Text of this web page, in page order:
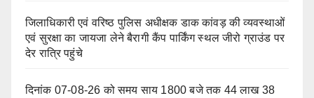
जिलाधिकारी एवं वरिष्ठ पुलिस अधीक्षक डाक कांवड़ की व्यवस्थाओं
एवं सुरक्षा का जायजा लेने बैरागी कैंप पार्किंग स्थल जीरो ग्राउंड पर
देर रात्रि पहुंचे
दिनांक 07-08-26 को समय साय 1800 बजे तक 44 लाख 38